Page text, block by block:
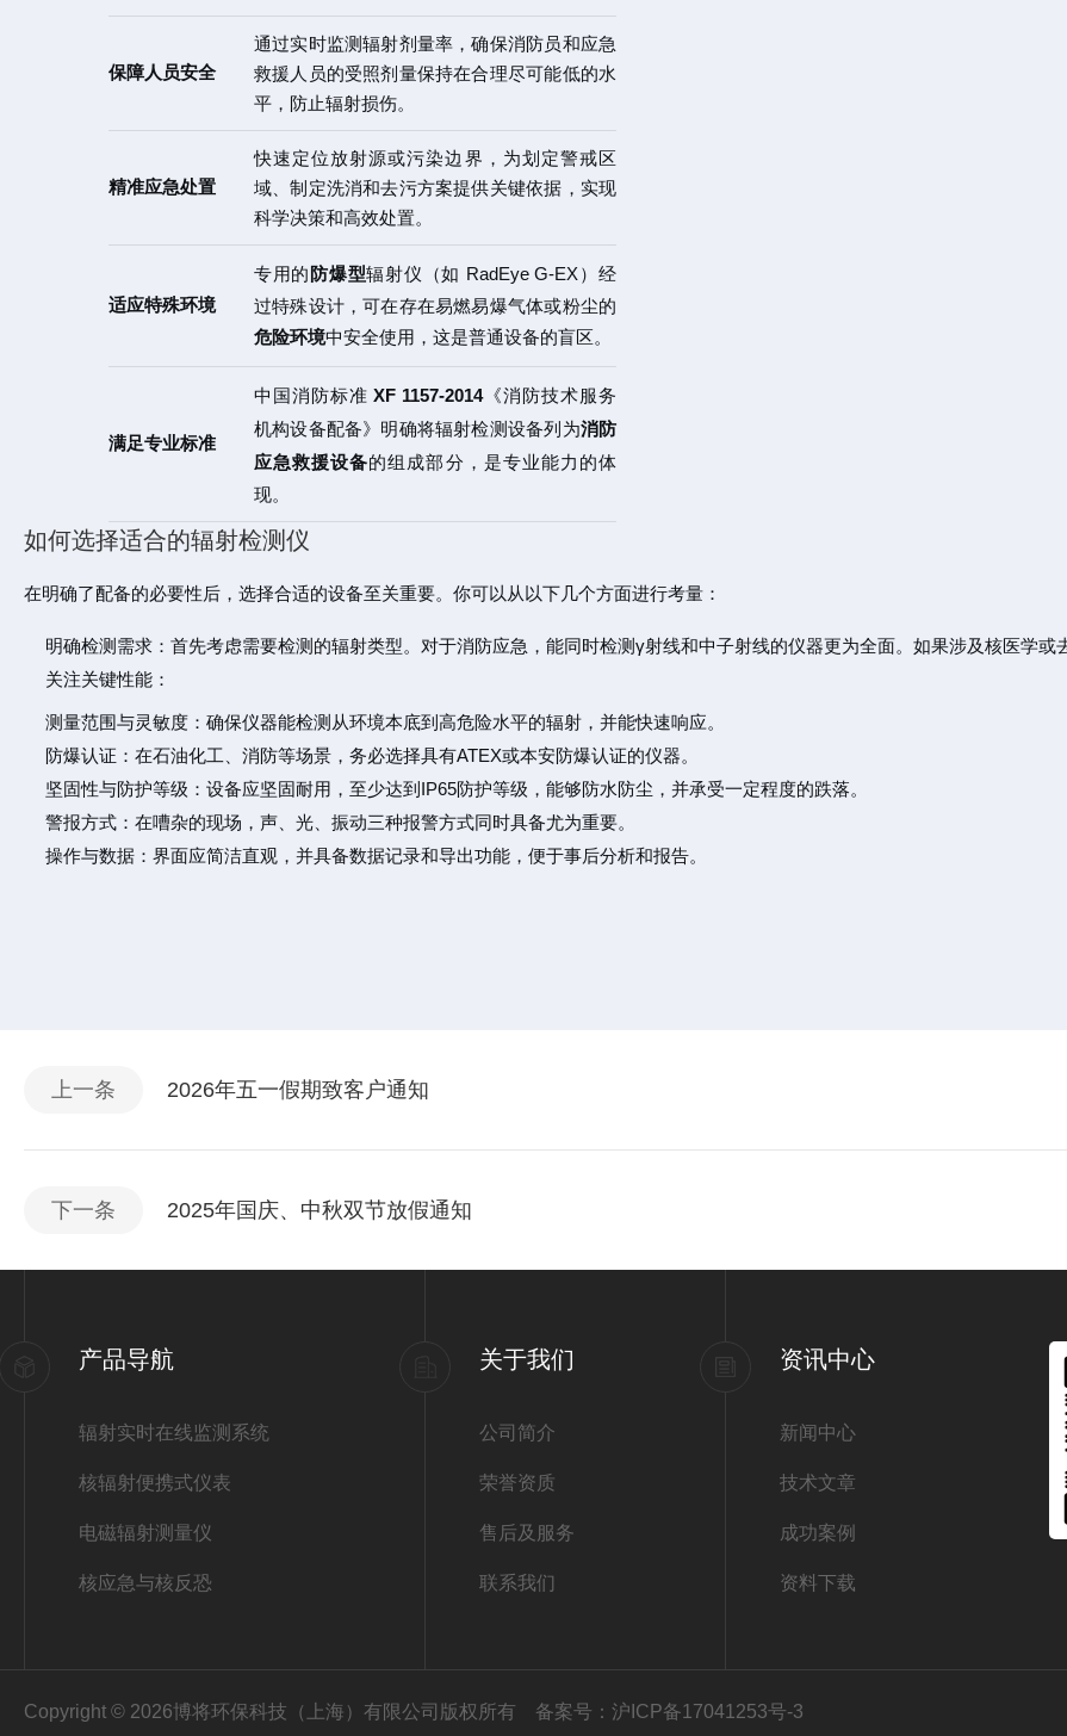
保障人员安全
通过实时监测辐射剂量率，确保消防员和应急
救援人员的受照剂量保持在合理尽可能低的水
平，防止辐射损伤。
精准应急处置
快速定位放射源或污染边界，为划定警戒区
域、制定洗消和去污方案提供关键依据，实现
科学决策和高效处置。
适应特殊环境
专用的 防爆型辐射仪（如 RadEye G-EX）经
过特殊设计，可在存在易燃易爆气体或粉尘的
危险环境中安全使用，这是普通设备的盲区。
满足专业标准
中国消防标准XF 1157-2014《消防技术服务
机构设备配备》明确将辐射检测设备列为消防
应急救援设备的组成部分，是专业能力的体
现。
如何选择适合的辐射检测仪
在明确了配备的必要性后，选择合适的设备至关重要。你可以从以下几个方面进行考量：
明确检测需求：首先考虑需要检测的辐射类型。对于消防应急，能同时检测γ射线和中子射线的仪器更为全面。如果涉及核医学或
关注关键性能：
测量范围与灵敏度：确保仪器能检测从环境本底到高危险水平的辐射，并能快速响应。
防爆认证：在石油化工、消防等场景，务必选择具有ATEX或本安防爆认证的仪器。
坚固性与防护等级：设备应坚固耐用，至少达到IP65防护等级，能够防水防尘，并承受一定程度的跌落。
警报方式：在嘈杂的现场，声、光、振动三种报警方式同时具备尤为重要。
操作与数据：界面应简洁直观，并具备数据记录和导出功能，便于事后分析和报告。
上一条 2026年五一假期致客户通知
下一条 2025年国庆、中秋双节放假通知
产品导航
辐射实时在线监测系统
核辐射便携式仪表
电磁辐射测量仪
核应急与核反恐
关于我们
公司简介
荣誉资质
售后及服务
联系我们
资讯中心
新闻中心
技术文章
成功案例
资料下载
Copyright © 2026博将环保科技（上海）有限公司版权所有 备案号：沪ICP备17041253号-3